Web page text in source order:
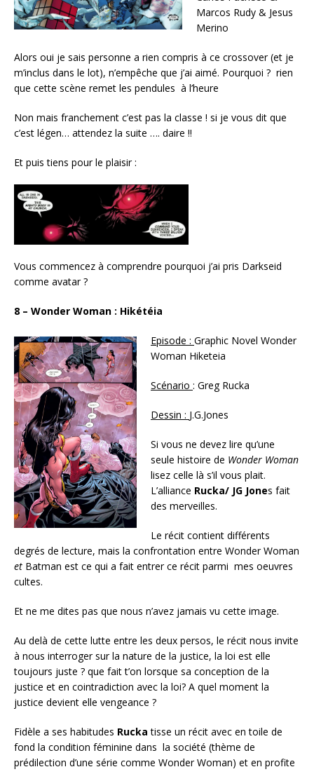
Marcos Rudy & Jesus
Merino
Alors oui je sais personne a rien compris à ce crossover (et je
m’inclus dans le lot), n’empêche que j’ai aimé. Pourquoi ? rien
que cette scène remet les pendules à l’heure
Non mais franchement c’est pas la classe ! si je vous dit que
c’est légen… attendez la suite …. daire !!
Et puis tiens pour le plaisir :
Vous commencez à comprendre pourquoi j’ai pris Darkseid
comme avatar ?
8 – Wonder Woman : Hikétéia
Episode : Graphic Novel Wonder
Woman Hiketeia
Scénario : Greg Rucka
Dessin : J.G.Jones
Si vous ne devez lire qu’une
seule histoire de Wonder Woman
lisez celle là s’il vous plait.
L’alliance Rucka/ JG Jones fait
des merveilles.
Le récit contient différents
degrés de lecture, mais la confrontation entre Wonder Woman
et Batman est ce qui a fait entrer ce récit parmi mes oeuvres
cultes.
Et ne me dites pas que nous n’avez jamais vu cette image.
Au delà de cette lutte entre les deux persos, le récit nous invite
à nous interroger sur la nature de la justice, la loi est elle
toujours juste ? que fait t’on lorsque sa conception de la
justice et en cointradiction avec la loi? A quel moment la
justice devient elle vengeance ?
Fidèle a ses habitudes Rucka tisse un récit avec en toile de
fond la condition féminine dans la société (thème de
prédilection d’une série comme Wonder Woman) et en profite